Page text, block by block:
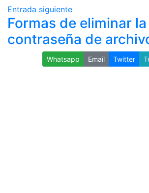
Entrada siguiente
Formas de eliminar la
contraseña de
Whatsapp Email Twitter